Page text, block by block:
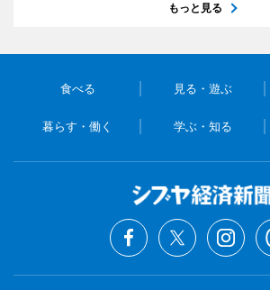
もっと見る
食べる 見る・遊ぶ
暮らす・働く 学ぶ・知る